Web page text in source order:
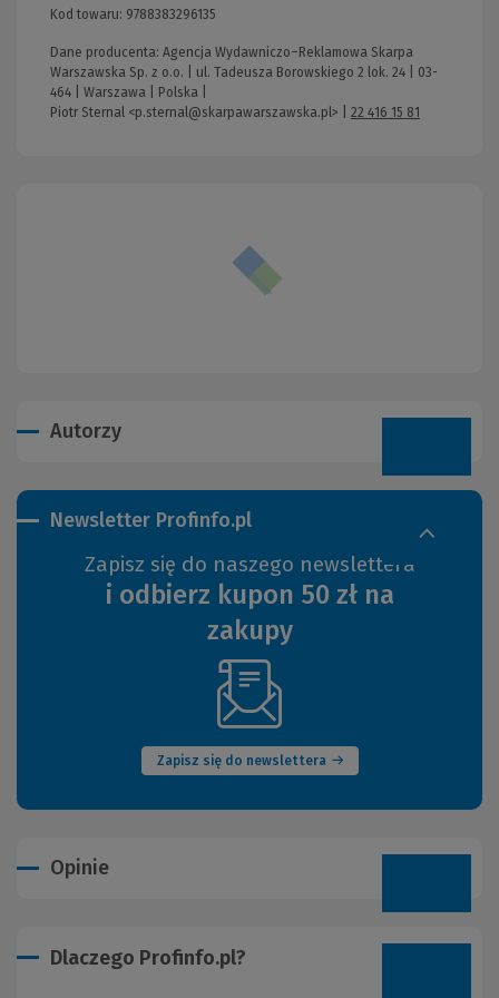
Kod towaru: 9788383296135
Dane producenta: Agencja Wydawniczo–Reklamowa Skarpa
Warszawska Sp. z o.o. | ul. Tadeusza Borowskiego 2 lok. 24 | 03-
464 | Warszawa | Polska |
Piotr Sternal <p.sternal@skarpawarszawska.pl>
22 416 15 81
Autorzy
Newsletter Profinfo.pl
Zapisz się do naszego newslettera
i odbierz kupon 50 zł na
zakupy
Zapisz się do newslettera
(Nowe
okno)
Opinie
Dlaczego Profinfo.pl?